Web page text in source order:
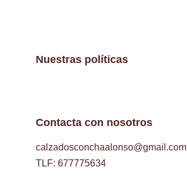
Contacta con nosotros
calzadosconchaalonso@gmail.com
Nuestras políticas
TLF: 677775634